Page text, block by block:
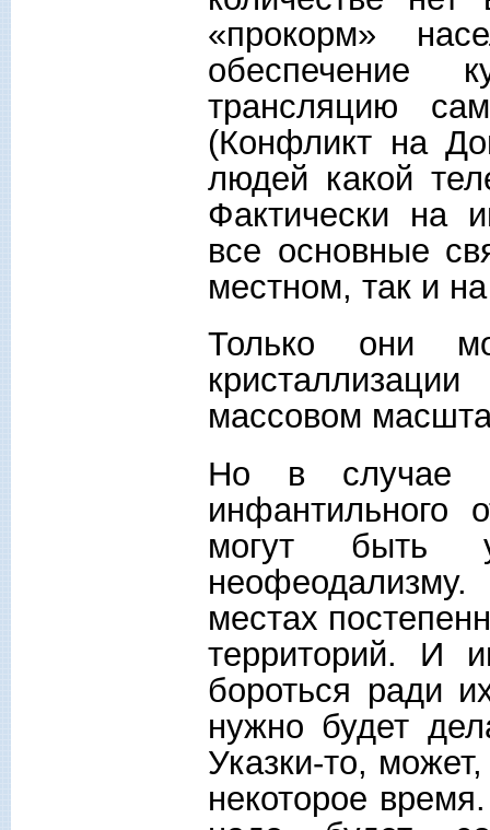
«прокорм»
обеспечение
трансляцию
(Конфликт на
людей какой
Фактически на
все основные
местном, так и
Только они
массовом
Но в случае
инфантильного
могут быть
местах
территорий. И
бороться ради
нужно будет
Указки-то,
некоторое